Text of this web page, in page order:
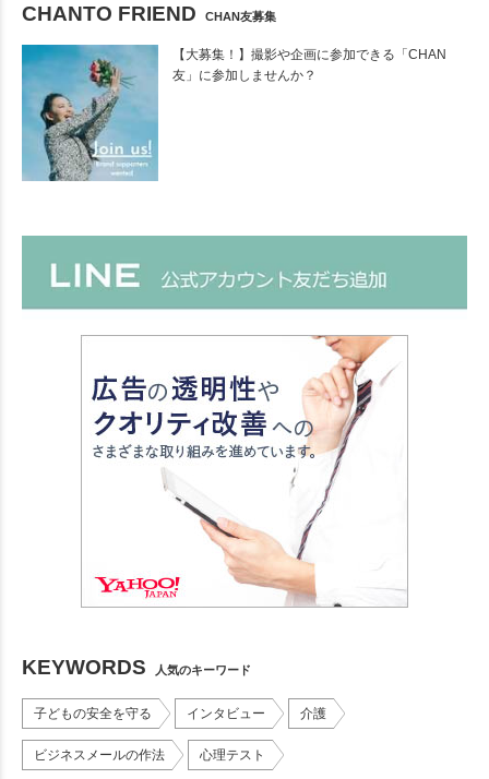
CHANTO FRIEND CHAN友募集
【大募集！】撮影や企画に参加できる「CHAN
友」に参加しませんか？
KEYWORDS 人気のキーワード
子どもの安全を守る インタビュー 介護
ビジネスメールの作法 心理テスト